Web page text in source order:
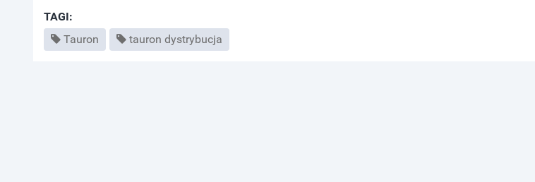
TAGI:
Tauron
tauron dystrybucja